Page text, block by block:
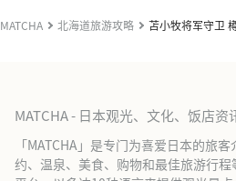
MATCHA 北海道旅游攻略 苫小牧将军守卫
MATCHA - 日本观光、文化、饭店资
「MATCHA」是专门为喜爱日本的旅
约、温泉、美食、购物和最佳旅游行